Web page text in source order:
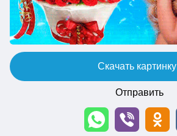
Скачать картинку
Отправить